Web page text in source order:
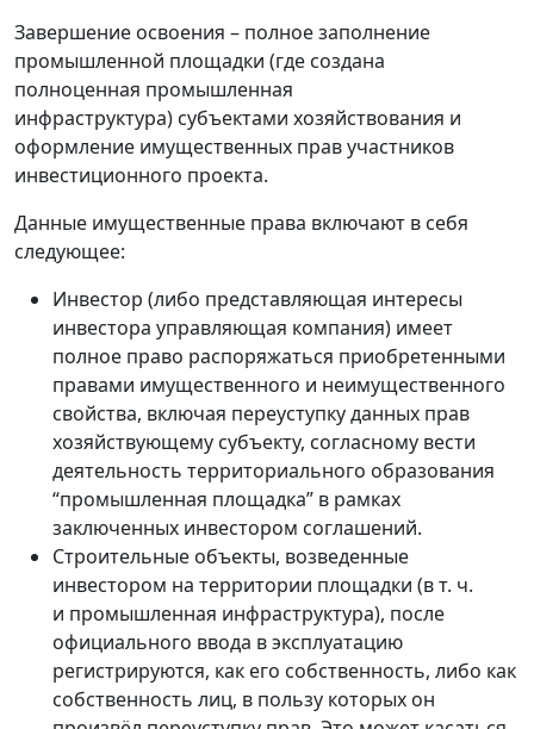
Завершение освоения – полное заполнение
промышленной площадки (где создана
полноценная промышленная
инфраструктура) субъектами хозяйствования и
оформление имущественных прав участников
инвестиционного проекта.
Данные имущественные права включают в себя
следующее:
Инвестор (либо представляющая интересы
инвестора управляющая компания) имеет
полное право распоряжаться приобретенными
правами имущественного и неимущественного
свойства, включая переуступку данных прав
хозяйствующему субъекту, согласному вести
деятельность территориального образования
“промышленная площадка” в рамках
заключенных инвестором соглашений.
Строительные объекты, возведенные
инвестором на территории площадки (в т. ч.
и промышленная инфраструктура), после
официального ввода в эксплуатацию
регистрируются, как его собственность, либо как
собственность лиц, в пользу которых он